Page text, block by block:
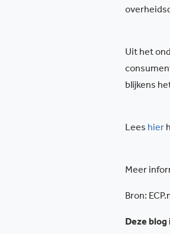
Uit het
blijkens
Lees hier
Meer
Bron:
Deze